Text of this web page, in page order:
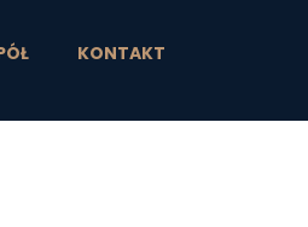
KONTAKT